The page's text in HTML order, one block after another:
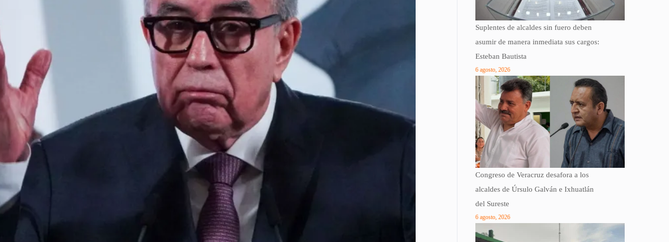
Suplentes de alcaldes sin fuero deben
asumir de manera inmediata sus cargos:
Esteban Bautista
6 agosto, 2026
Congreso de Veracruz desafora a los
alcaldes de Úrsulo Galván e Ixhuatlán
del Sureste
6 agosto, 2026